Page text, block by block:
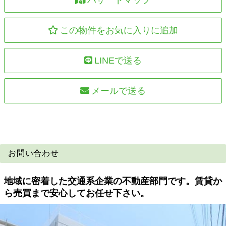
この物件をお気に入りに追加
LINEで送る
メールで送る
お問い合わせ
地域に密着した交通系企業の不動産部門です。賃貸か
ら売買まで安心してお任せ下さい。